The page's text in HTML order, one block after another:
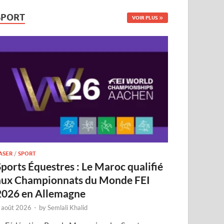
VOIR PLUS
/SPORT
Équestres : Le Maroc qualifié
Championnats du Monde FEI
en Allemagne
2026 - bySemlali Khalid